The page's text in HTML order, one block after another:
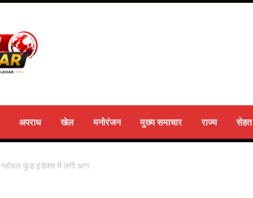
अपराध खेल मनोरंजन मुख्य समाचार राज्य सेहत
ग्‍लोबल फूड इंडेक्‍स में लगी आग